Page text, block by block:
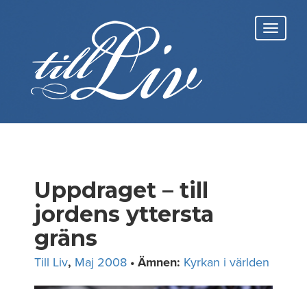
Uppdraget – till
jordens yttersta
gräns
Till Liv, Maj 2008 • Ämnen: Kyrkan i världen